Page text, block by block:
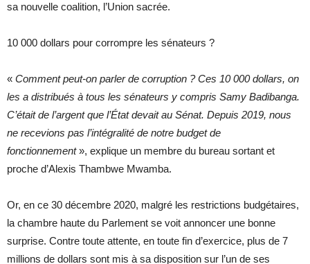
sa nouvelle coalition, l’Union sacrée.
10 000 dollars pour corrompre les sénateurs ?
« Comment peut-on parler de corruption ? Ces 10 000 dollars, on
les a distribués à tous les sénateurs y compris Samy Badibanga.
C’était de l’argent que l’État devait au Sénat. Depuis 2019, nous
ne recevions pas l’intégralité de notre budget de
fonctionnement», explique un membre du bureau sortant et
proche d’Alexis Thambwe Mwamba.
Or, en ce 30 décembre 2020, malgré les restrictions budgétaires,
la chambre haute du Parlement se voit annoncer une bonne
surprise. Contre toute attente, en toute fin d’exercice, plus de 7
millions de dollars sont mis à sa disposition sur l’un de ses